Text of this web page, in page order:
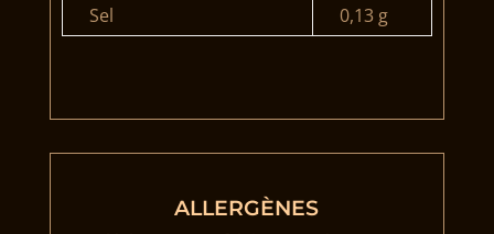
Sel
0,13 g
ALLERGÈNES